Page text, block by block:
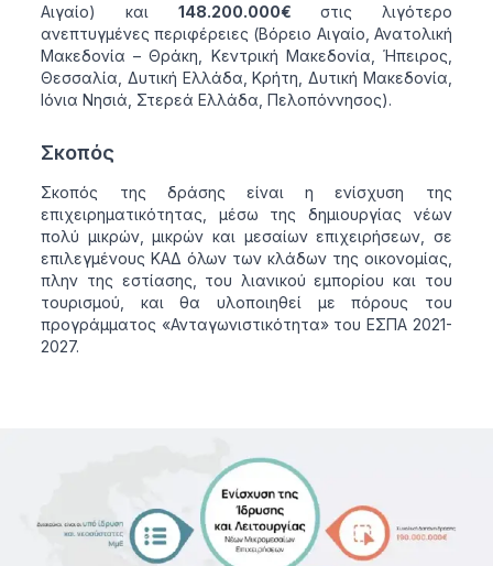
Αιγαίο) και 148.200.000€ στις λιγότερο
ανεπτυγμένες περιφέρειες (Βόρειο Αιγαίο, Ανατολική
Μακεδονία – Θράκη, Κεντρική Μακεδονία, Ήπειρος,
Θεσσαλία, Δυτική Ελλάδα, Κρήτη, Δυτική Μακεδονία,
Ιόνια Νησιά, Στερεά Ελλάδα, Πελοπόννησος).
Σκοπός
Σκοπός της δράσης είναι η ενίσχυση της
επιχειρηματικότητας, μέσω της δημιουργίας νέων
πολύ μικρών, μικρών και μεσαίων επιχειρήσεων, σε
επιλεγμένους ΚΑΔ όλων των κλάδων της οικονομίας,
πλην της εστίασης, του λιανικού εμπορίου και του
τουρισμού, και θα υλοποιηθεί με πόρους του
προγράμματος «Ανταγωνιστικότητα» του ΕΣΠΑ 2021-
2027.